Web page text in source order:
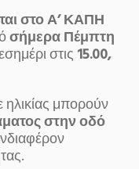
στο Α’ ΚΑΠΗ
σήμερα Πέμπτη
στις 15.00,
ηλικίας μπορούν
στην οδό